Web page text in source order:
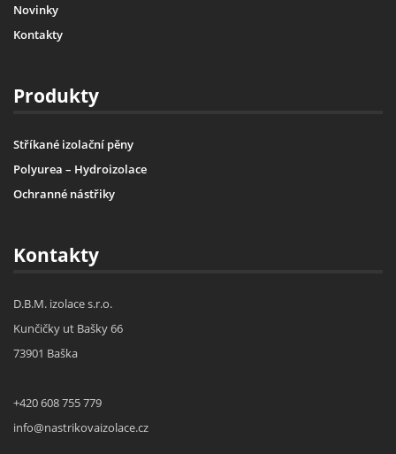
Novinky
Kontakty
Produkty
Stříkané izolační pěny
Polyurea – Hydroizolace
Ochranné nástřiky
Kontakty
D.B.M. izolace s.r.o.
Kunčičky ut Bašky 66
73901 Baška
+420 608 755 779
info@nastrikovaizolace.cz